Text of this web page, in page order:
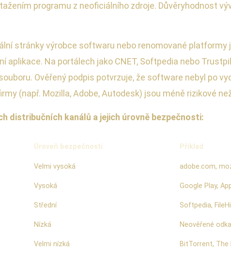
programu z neoficiálního zdroje. Důvěryhodnost
stránky výrobce softwaru nebo renomované platformy
aplikace. Na portálech jako CNET, Softpedia nebo
Ověřený podpis potvrzuje, že software nebyl po
(např. Mozilla, Adobe, Autodesk) jsou méně rizikové
distribučních kanálů a jejich úrovně bezpečnosti:
Úroveň bezpečnosti Příklad
Velmi vysoká adobe.com,
Vysoká Google Play,
Střední Softpedia,
Nízká Neověřené
Velmi nízká BitTorrent, The